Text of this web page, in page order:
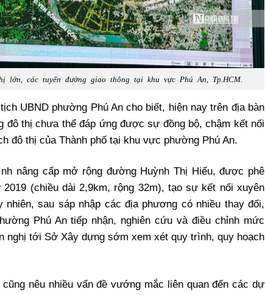
lớn, các tuyến đường giao thông tại khu vực Phú An, Tp.HCM.
UBND phường Phú An cho biết, hiện nay trên địa bàn
đô thị chưa thể đáp ứng được sự đồng bộ, chậm kết nối
đô thị của Thành phố tại khu vực phường Phú An.
nâng cấp mở rộng đường Huỳnh Thị Hiếu, được phê
(chiều dài 2,9km, rộng 32m), tạo sự kết nối xuyên
nhiên, sau sáp nhập các địa phương có nhiều thay đổi,
Phú An tiếp nhận, nghiên cứu và điều chỉnh mức
nghị tới Sở Xây dựng sớm xem xét quy trình, quy hoạch
nêu nhiều vấn đề vướng mắc liên quan đến các dự